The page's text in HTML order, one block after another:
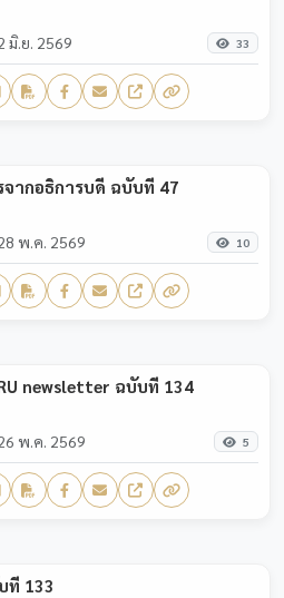
มิ.ย. 2569 33
จากอธิการบดี ฉบับที่ 47
พ.ค. 2569 10
newsletter ฉบับที่ 134
พ.ค. 2569 5
ที่ 133